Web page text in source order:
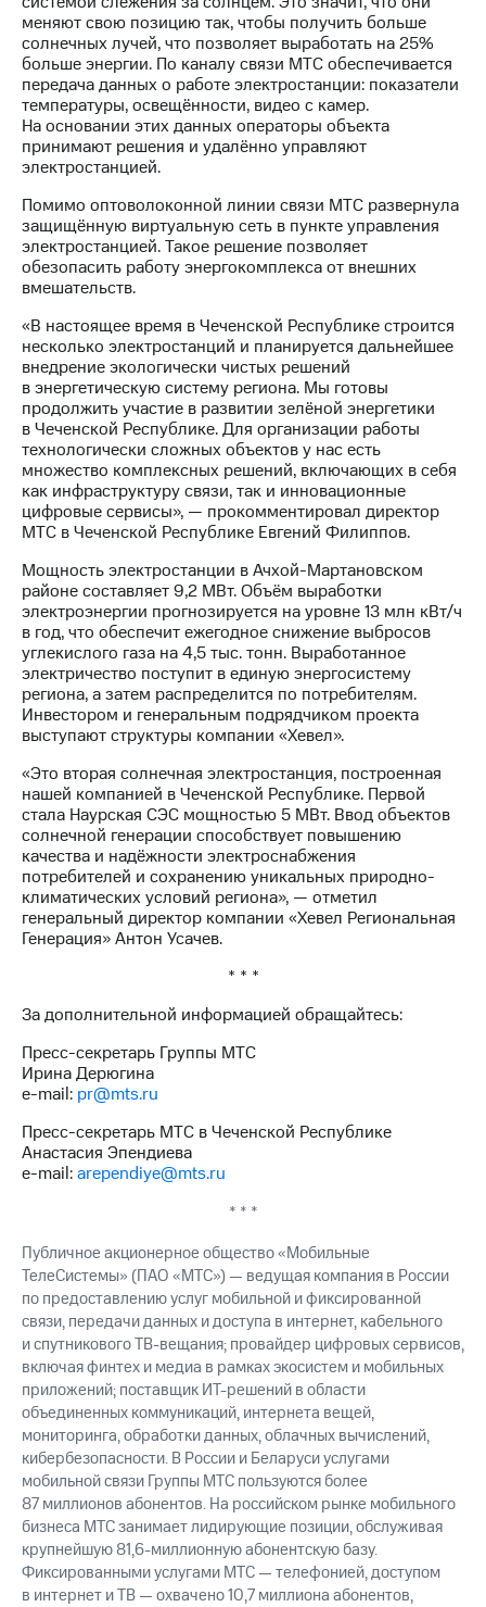
и акционерам
Корпоративное
управление
Корпоративный
секретарь
Раскрытие
информации
акционерам
Документы
ПАО
"МТС"
Собрания
Личный
кабинет
акционера
Акционерный
капитал
Контроль
и
аудит
Рынок
акций
Описание
Программа
приобретения
Порядок
выкупа
акций
Дивиденды
Рынок
облигаций
Описание
Еврооблигации-2023
Уведомление
о
погашении
именных
облигаций
Другое
развитие
этика
На главную
меняют свою позицию так, чтобы получить больше
солнечных лучей, что позволяет выработать на 25%
больше энергии. По каналу связи МТС обеспечивается
передача данных о работе электростанции: показатели
температуры, освещённости, видео с камер.
На основании этих данных операторы объекта
принимают решения и удалённо управляют
электростанцией.
Помимо оптоволоконной линии связи МТС развернула
защищённую виртуальную сеть в пункте управления
электростанцией. Такое решение позволяет
обезопасить работу энергокомплекса от внешних
вмешательств.
«В настоящее время в Чеченской Республике строится
несколько электростанций и планируется дальнейшее
внедрение экологически чистых решений
в энергетическую систему региона. Мы готовы
продолжить участие в развитии зелёной энергетики
в Чеченской Республике. Для организации работы
технологически сложных объектов у нас есть
множество комплексных решений, включающих в себя
как инфраструктуру связи, так и инновационные
цифровые сервисы», — прокомментировал директор
МТС в Чеченской Республике Евгений Филиппов.
Мощность электростанции в Ачхой-Мартановском
районе составляет 9,2 МВт. Объём выработки
электроэнергии прогнозируется на уровне 13 млн кВт/ч
в год, что обеспечит ежегодное снижение выбросов
углекислого газа на 4,5 тыс. тонн. Выработанное
электричество поступит в единую энергосистему
региона, а затем распределится по потребителям.
Инвестором и генеральным подрядчиком проекта
выступают структуры компании «Хевел».
«Это вторая солнечная электростанция, построенная
нашей компанией в Чеченской Республике. Первой
стала Наурская СЭС мощностью 5 МВт. Ввод объектов
солнечной генерации способствует повышению
качества и надёжности электроснабжения
потребителей и сохранению уникальных природно-
климатических условий региона», — отметил
генеральный директор компании «Хевел Региональная
Генерация» Антон Усачев.
* * *
За дополнительной информацией обращайтесь:
Пресс-секретарь Группы МТС
Ирина Дерюгина
e-mail: pr@mts.ru
Пресс-секретарь МТС в Чеченской Республике
Анастасия Эпендиева
e-mail:arependiye@mts.ru
* * *
Публичное акционерное общество «Мобильные
ТелеСистемы» (ПАО «МТС») — ведущая компания в России
по предоставлению услуг мобильной и фиксированной
связи, передачи данных и доступа в интернет, кабельного
и спутникового ТВ-вещания; провайдер цифровых сервисов,
включая финтех и медиа в рамках экосистем и мобильных
приложений; поставщик ИТ-решений в области
объединенных коммуникаций, интернета вещей,
мониторинга, обработки данных, облачных вычислений,
кибербезопасности. В России и Беларуси услугами
мобильной связи Группы МТС пользуются более
87 миллионов абонентов. На российском рынке мобильного
бизнеса МТС занимает лидирующие позиции, обслуживая
крупнейшую 81,6-миллионную абонентскую базу.
Фиксированными услугами МТС — телефонией, доступом
в интернет и ТВ — охвачено 10,7 миллиона абонентов,